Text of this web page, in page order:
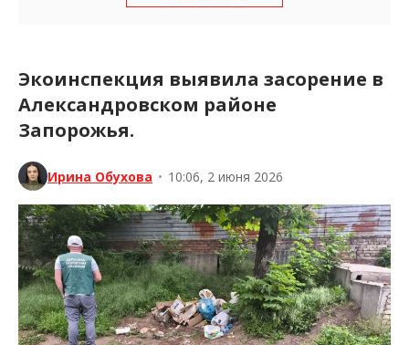
Экоинспекция выявила засорение в
Александровском районе
Запорожья.
Ирина Обухова • 10:06, 2 июня 2026